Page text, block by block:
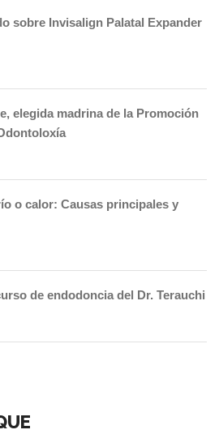
sobre Invisalign Palatal Expander
elegida madrina de la Promoción
o calor: Causas principales y
de endodoncia del Dr. Terauchi